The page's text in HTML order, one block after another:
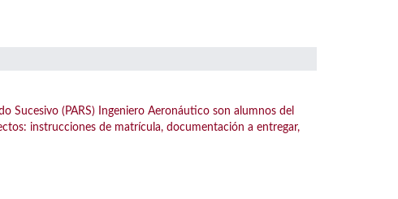
Sucesivo (PARS) Ingeniero Aeronáutico son alumnos del
instrucciones de matrícula, documentación a entregar,